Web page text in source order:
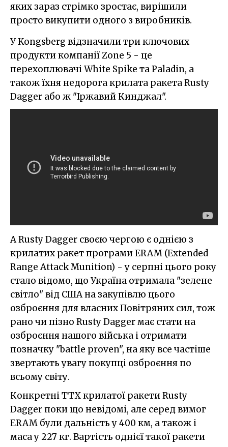
яких зараз стрімко зростає, вирішили
просто викупити одного з виробників.
У Kongsberg відзначили три ключових
продукти компанії Zone 5 - це
перехоплювачі White Spike та Paladin, а
також їхня недорога крилата ракета Rusty
Dagger або ж "Іржавий Кинджал".
А Rusty Dagger своєю чергою є однією з
крилатих ракет програми ERAM (Extended
Range Attack Munition) - у серпні цього року
стало відомо, що Україна отримала "зелене
світло" від США на закупівлю цього
озброєння для власних Повітряних сил, тож
рано чи пізно Rusty Dagger має стати на
озброєння нашого війська і отримати
позначку "battle proven", на яку все частіше
звертають увагу покупці озброєння по
всьому світу.
Конкретні ТТХ крилатої ракети Rusty
Dagger поки що невідомі, але серед вимог
ERAM були дальність у 400 км, а також і
маса у 227 кг. Вартість однієї такої ракети